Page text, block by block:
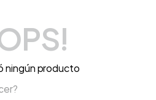
ningún producto